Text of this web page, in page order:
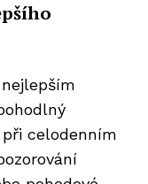
košíku.
celodenním